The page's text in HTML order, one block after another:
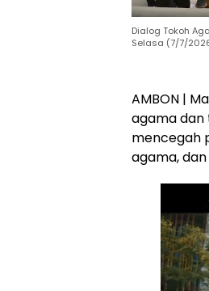
Dialog Tokoh
Selasa (7/7/
AMBON |
agama
mencegah
agama,